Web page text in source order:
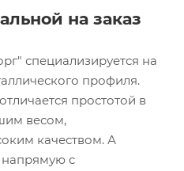
на заказ
специализируется на
профиля.
простотой в
весом,
качеством. А
с